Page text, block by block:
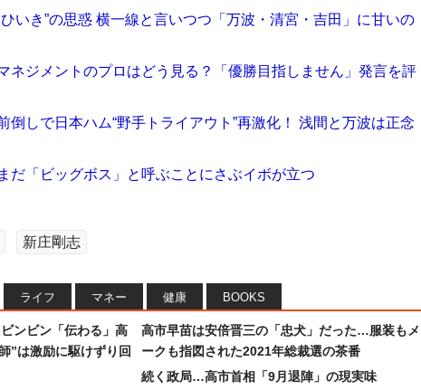
いき”の思惑 横一線と言いつつ「万波・清宮・吉田」に甘いの
ネジメントのプロはどう見る？「優勝目指しません」発言を評
倒しで日本ハム“野手トライアウト”再激化！ 浅間と万波は正念
だ「ビッグボス」と呼ぶことにさぶイボが立つ
新庄剛志
ライフ マネー 健康 BOOKS
ンビン「伝わる」高
”は激励に駆けずり回
高市早苗は安倍晋三の「忠犬」だった…服装もメ
ークも指図された2021年総裁選の茶番
続く政局…高市首相「9月退陣」の現実味